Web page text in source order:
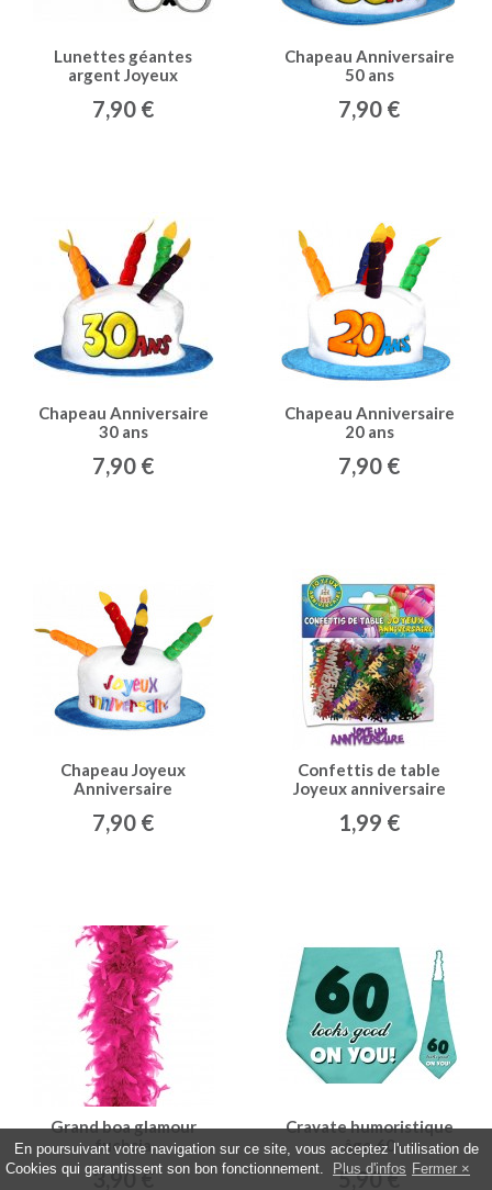
En poursuivant votre navigation sur ce site, vous acceptez l'utilisation de
Cookies qui garantissent son bon fonctionnement.
Plus d'infos Fermer
Lunettes géantes
argent Joyeux
7,90 €
Chapeau Anniversaire
50 ans
7,90 €
Chapeau Anniversaire
30 ans
7,90 €
Chapeau Anniversaire
20 ans
7,90 €
Chapeau Joyeux
Anniversaire
7,90 €
Confettis de table
Joyeux anniversaire
1,99 €
Grand boa glamour
fuchsia
3,90 €
Cravate humoristique
âge 60
5,90 €